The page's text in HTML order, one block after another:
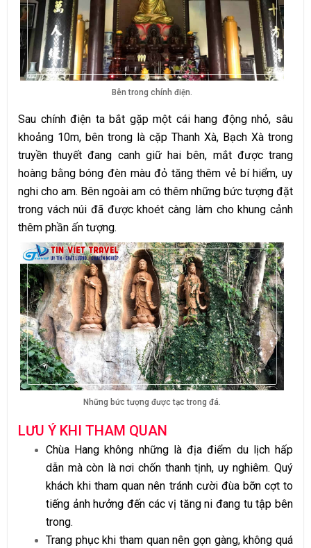
Bên trong chính điện.
Sau chính điện ta bắt gặp một cái hang động nhỏ, sâu
khoảng 10m, bên trong là cặp Thanh Xà, Bạch Xà trong
truyền thuyết đang canh giữ hai bên, mắt được trang
hoàng bằng bóng đèn màu đỏ tăng thêm vẻ bí hiểm, uy
nghi cho am. Bên ngoài am có thêm những bức tượng đặt
trong vách núi đã được khoét càng làm cho khung cảnh
thêm phần ấn tượng.
Những bức tượng được tạc trong đá.
LƯU Ý KHI THAM QUAN
Chùa Hang không những là địa điểm du lịch hấp
dẫn mà còn là nơi chốn thanh tịnh, uy nghiêm. Quý
khách khi tham quan nên tránh cười đùa bỡn cợt to
tiếng ảnh hưởng đến các vị tăng ni đang tu tập bên
trong.
Trang phục khi tham quan nên gọn gàng, không quá